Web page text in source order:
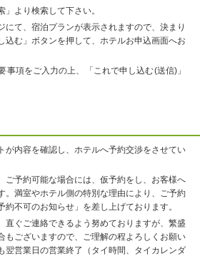
より検索して下さい。
にて、宿泊プランが表示されますので、決まり
込む」ボタンを押して、ホテルお申込画面へお
事項をご入力の上、「これで申し込む(送信)」
が内容を確認し、ホテルへ予約交渉をさせてい
ご予約可能な場合には、仮予約をし、お客様へ
。満室やホテル側の特別な理由により、ご予約
不可のお知らせ」を差し上げております。
直ぐご連絡できるよう努めておりますが、繁盛
もございますので、ご理解の程よろしくお願い
翌営業日の営業終了（タイ時間、タイカレンダ